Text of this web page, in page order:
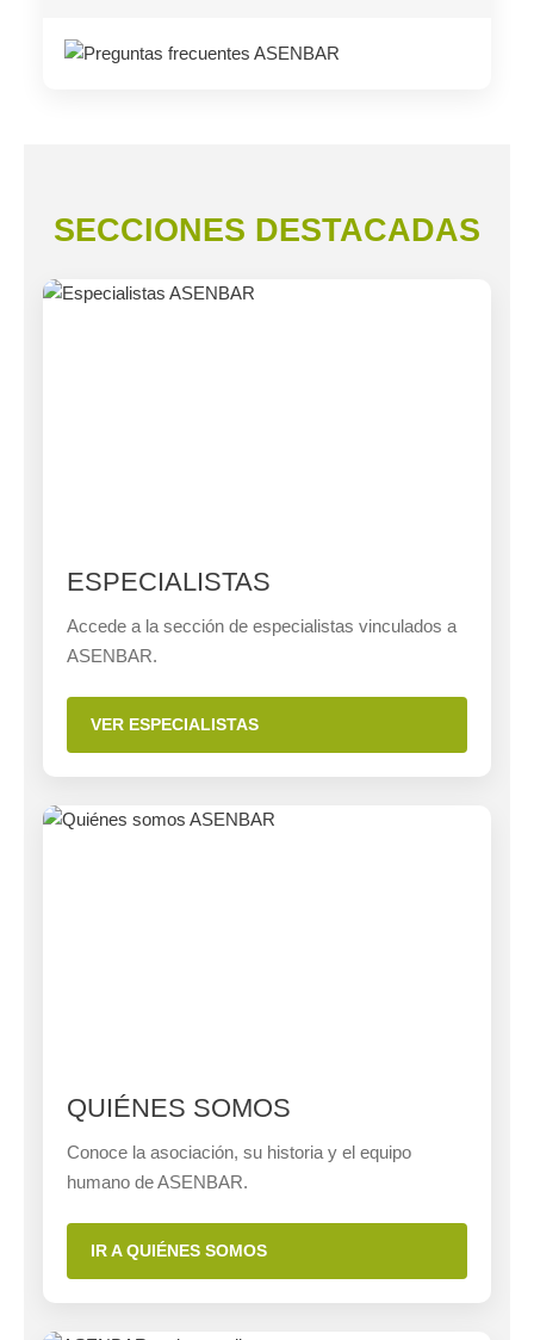
SECCIONES DESTACADAS
ESPECIALISTAS
Accede a la sección de especialistas vinculados a
ASENBAR.
VER ESPECIALISTAS
QUIÉNES SOMOS
Conoce la asociación, su historia y el equipo
humano de ASENBAR.
IR A QUIÉNES SOMOS